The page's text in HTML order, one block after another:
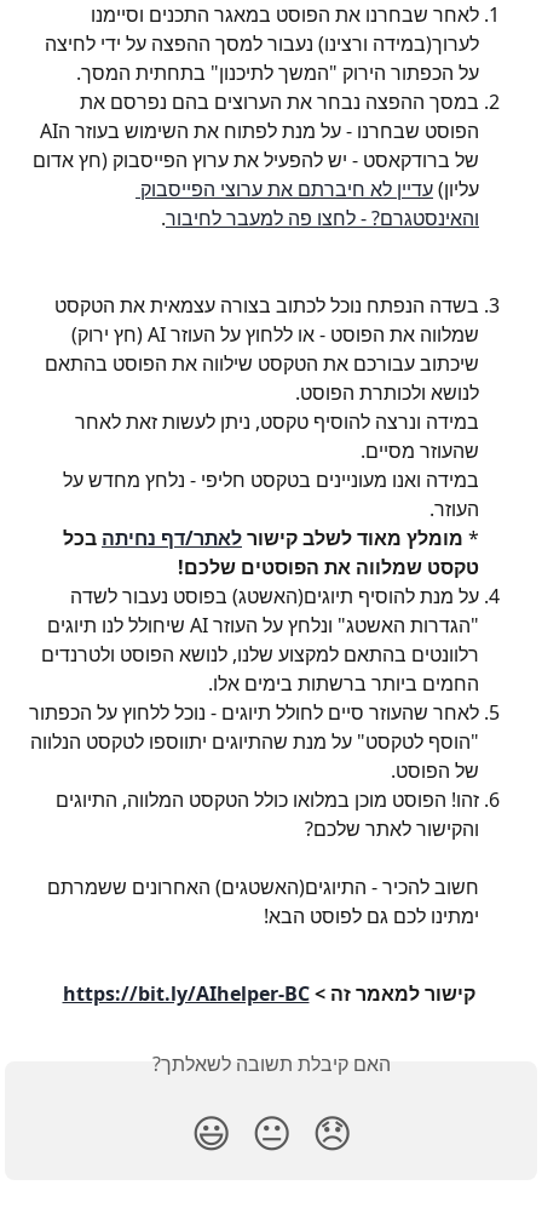
לאחר שבחרנו את הפוסט במאגר התכנים וסיימנו
לערוך(במידה ורצינו) נעבור למסך ההפצה על ידי לחיצה
על הכפתור הירוק "המשך לתיכנון" בתחתית המסך.
במסך ההפצה נבחר את הערוצים בהם נפרסם את
של ברודקאסט - יש להפעיל את ערוץ הפייסבוק (חץ אדום
עליון) עדיין לא חיברתם את ערוצי הפייסבוק
והאינסטגרם? - לחצו פה למעבר לחיבור.
בשדה הנפתח נוכל לכתוב בצורה עצמאית את הטקסט
שמלווה את הפוסט - או ללחוץ על העוזר AI (חץ ירוק)
שיכתוב עבורכם את הטקסט שילווה את הפוסט בהתאם
לנושא ולכותרת הפוסט.
במידה ונרצה להוסיף טקסט, ניתן לעשות זאת לאחר
שהעוזר מסיים.
במידה ואנו מעוניינים בטקסט חליפי - נלחץ מחדש על
העוזר.
* מומלץ מאוד לשלב קישור לאתר/דף נחיתה בכל
טקסט שמלווה את הפוסטים שלכם!
על מנת להוסיף תיוגים(האשטג) בפוסט נעבור לשדה
"הגדרות האשטג" ונלחץ על העוזר AI שיחולל לנו תיוגים
רלוונטים בהתאם למקצוע שלנו, לנושא הפוסט ולטרנדים
החמים ביותר ברשתות בימים אלו.
לאחר שהעוזר סיים לחולל תיוגים - נוכל ללחוץ על הכפתור
"הוסף לטקסט" על מנת שהתיוגים יתווספו לטקסט הנלווה
של הפוסט.
זהו! הפוסט מוכן במלואו כולל הטקסט המלווה, התיוגים
והקישור לאתר שלכם?
חשוב להכיר - התיוגים(האשטגים) האחרונים ששמרתם
ימתינו לכם גם לפוסט הבא!
קישור למאמר זה > https://bit.ly/AIhelper-BC
האם קיבלת תשובה לשאלתך?
😞
😐
😃